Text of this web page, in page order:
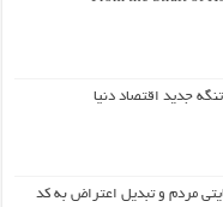
جدید اقتصاد دنیا
مردم و تبدیل اعتراض به کد